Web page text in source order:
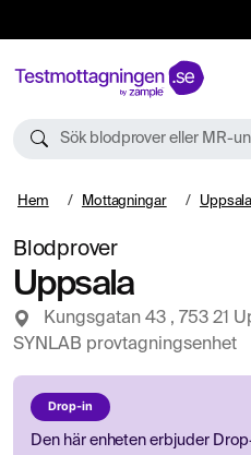
Sök blodprover eller MR-
Hem Mottagningar
Blodprover
Uppsala
Kungsgatan 43 , 753 21
SYNLAB provtagningsenhet
Drop-in
Den här enheten erbjuder